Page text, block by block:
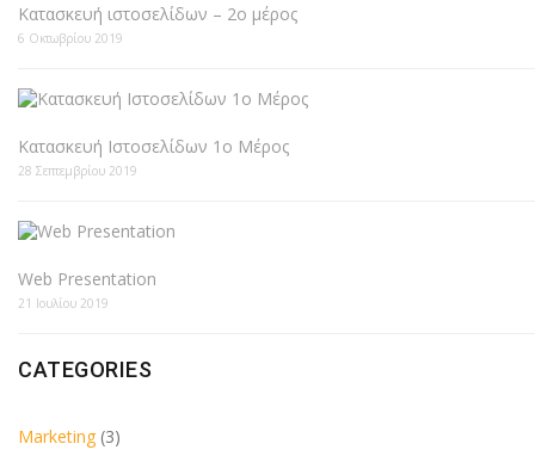
Κατασκευή ιστοσελίδων – 2ο μέρος
6 Οκτωβρίου 2019
Κατασκευή Ιστοσελίδων 1ο Μέρος
28 Σεπτεμβρίου 2019
Web Presentation
21 Ιουλίου 2019
CATEGORIES
Marketing (3)